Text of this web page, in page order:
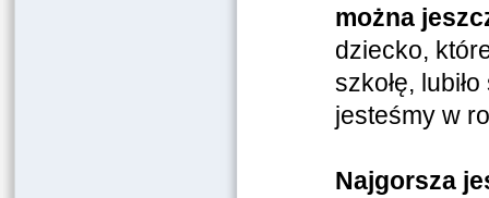
można
dziecko,
szkołę,
jesteśmy w
Najgorsza